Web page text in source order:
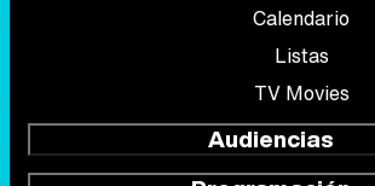
Calendario
Listas
TV Movies
Audiencias